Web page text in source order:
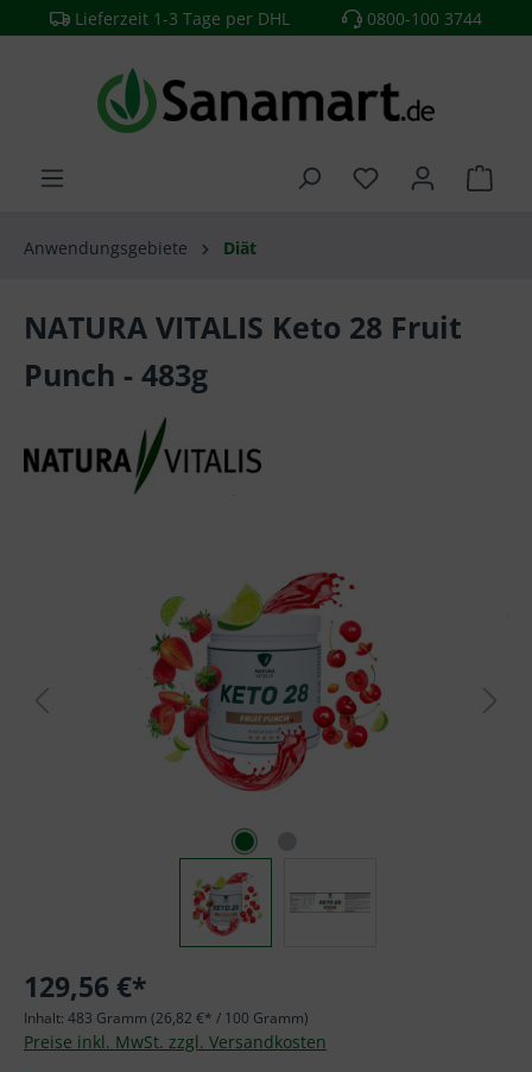
springenLieferzeit 1-3 Tage per DHL 0800-100 3744
Anwendungsgebiete Diät
NATURA VITALIS Keto 28 Fruit
Punch - 483g
129,56 €*
Inhalt: 483 Gramm (26,82 €* / 100 Gramm)
Preise inkl. MwSt. zzgl. Versandkosten